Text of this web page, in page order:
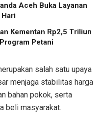
Aceh Buka Layanan
Hari
Kementan Rp2,5 Triliun
Petani
salah satu upaya
menjaga stabilitas harga
bahan pokok, serta
beli masyarakat.